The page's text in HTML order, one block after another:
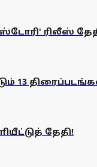
ரிலீஸ் தேதி
13
தேதி!